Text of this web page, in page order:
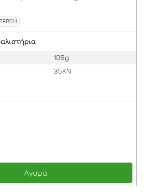
106g
35KN
Αγορά